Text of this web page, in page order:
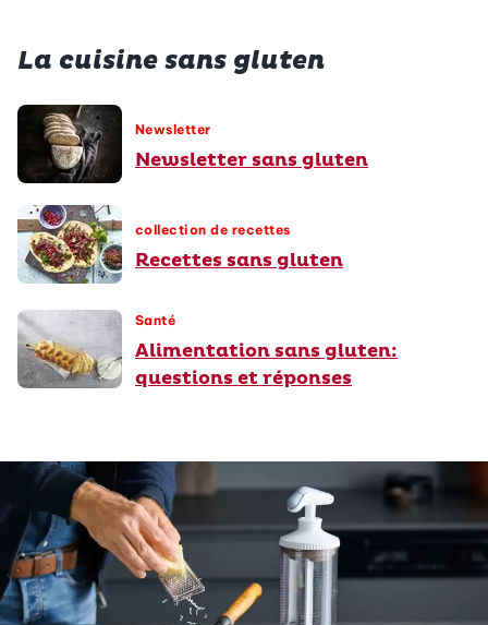
La cuisine sans gluten
Newsletter
Newsletter sans gluten
collection de recettes
Recettes sans gluten
Santé
Alimentation sans gluten:
questions et réponses